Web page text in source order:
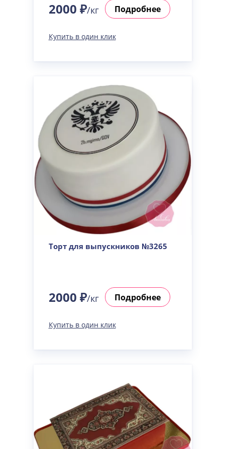
2000 ₽/кг Подробнее
Купить в один клик
Торт для выпускников №3265
2000 ₽/кг Подробнее
Купить в один клик